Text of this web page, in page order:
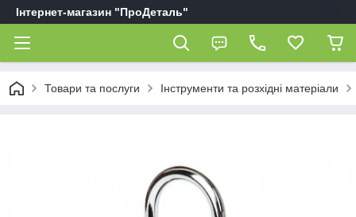
Інтернет-магазин "ПроДеталь"
Товари та послуги Інструменти та розхідні матеріали